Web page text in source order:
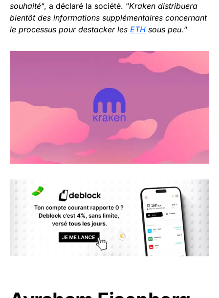
souhaité“, a déclaré la société. “Kraken distribuera
bientôt des informations supplémentaires concernant
le processus pour destacker les ETH sous peu.“